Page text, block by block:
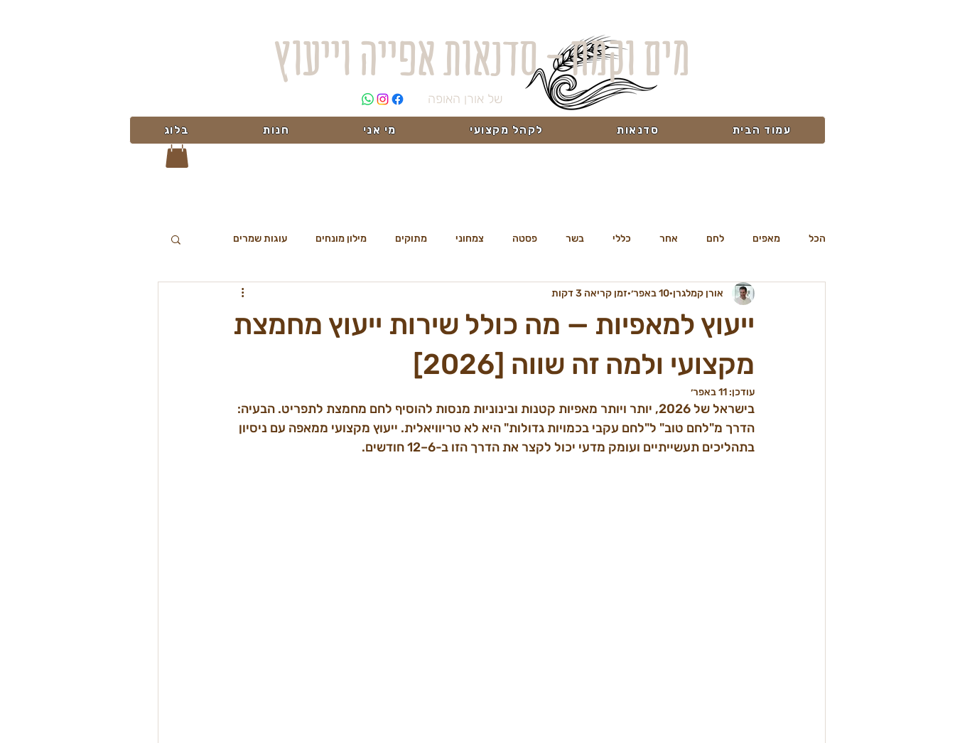
מים וקמח - סדנאות אפייה וייעוץ
של אורן האופה
עמוד הבית סדנאות לקהל מקצועי מי אני חנות בלוג
הכל מאפים לחם אחר כללי בשר פסטה צמחוני מתוקים מילון מונחים עוגות שמרים
ייעוץ למאפיות — מה כולל שירות ייעוץ מחמצת
מקצועי ולמה זה שווה [2026]
אורן קמלגרן 10 באפר׳ זמן קריאה 3 דקות
עודכן:11 באפר׳
בישראל של 2026, יותר ויותר מאפיות קטנות ובינוניות מנסות להוסיף לחם מחמצת לתפריט. הבעיה:
הדרך מ"לחם טוב" ל"לחם עקבי בכמויות גדולות" היא לא טריוויאלית. ייעוץ מקצועי ממאפה עם ניסיון
בתהליכים תעשייתיים ועומק מדעי יכול לקצר את הדרך הזו ב-6–12 חודשים.